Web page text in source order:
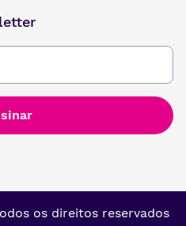
os direitos reservados